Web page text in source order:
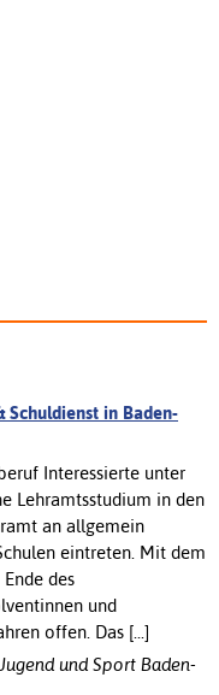
Schuldienst in Baden-
Interessierte unter
Lehramtsstudium in den
an allgemein
eintreten. Mit dem
des
und
offen. Das [...]
und Sport Baden-